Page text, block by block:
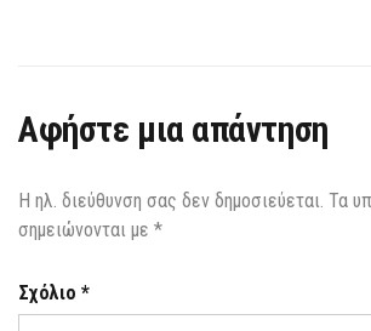
Αφήστε μια απάντηση
Η ηλ. διεύθυνση σας δεν δημοσιεύεται. Τα
σημειώνονται με *
Σχόλιο *